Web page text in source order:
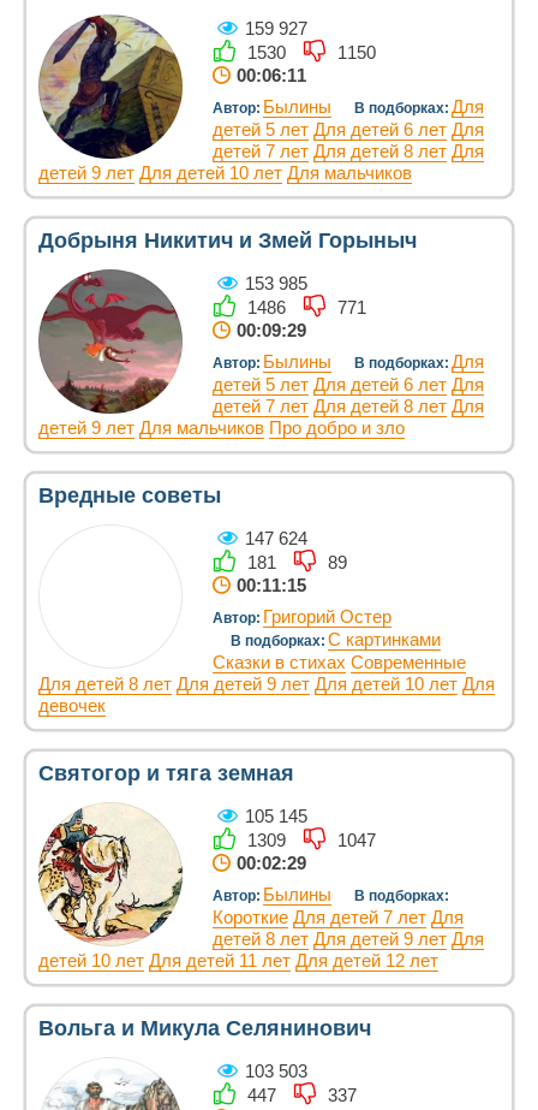
159 927
1530
1150
00:06:11
Автор: Былины В подборках: Для
детей 5 лет Для детей 6 лет Для
детей 7 лет Для детей 8 лет Для
детей 9 лет Для детей 10 лет Для мальчиков
Добрыня Никитич и Змей Горыныч
153 985
1486
771
00:09:29
Автор: Былины В подборках: Для
детей 5 лет Для детей 6 лет Для
детей 7 лет Для детей 8 лет Для
детей 9 лет Для мальчиков Про добро и зло
Вредные советы
147 624
181
89
00:11:15
Автор: Григорий Остер
В подборках: С картинками
Сказки в стихах Современные
Для детей 8 лет Для детей 9 лет Для детей 10 лет Для
девочек
Святогор и тяга земная
105 145
1309
1047
00:02:29
Автор: Былины В подборках:
Короткие Для детей 7 лет Для
детей 8 лет Для детей 9 лет Для
детей 10 лет Для детей 11 лет Для детей 12 лет
Вольга и Микула Селянинович
103 503
447
337